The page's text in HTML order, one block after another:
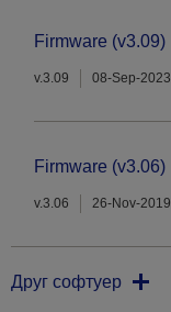
Firmware (v3.09)
v.3.09 08-Sep-2023
Firmware (v3.06)
v.3.06 26-Nov-2019
Друг софтуер